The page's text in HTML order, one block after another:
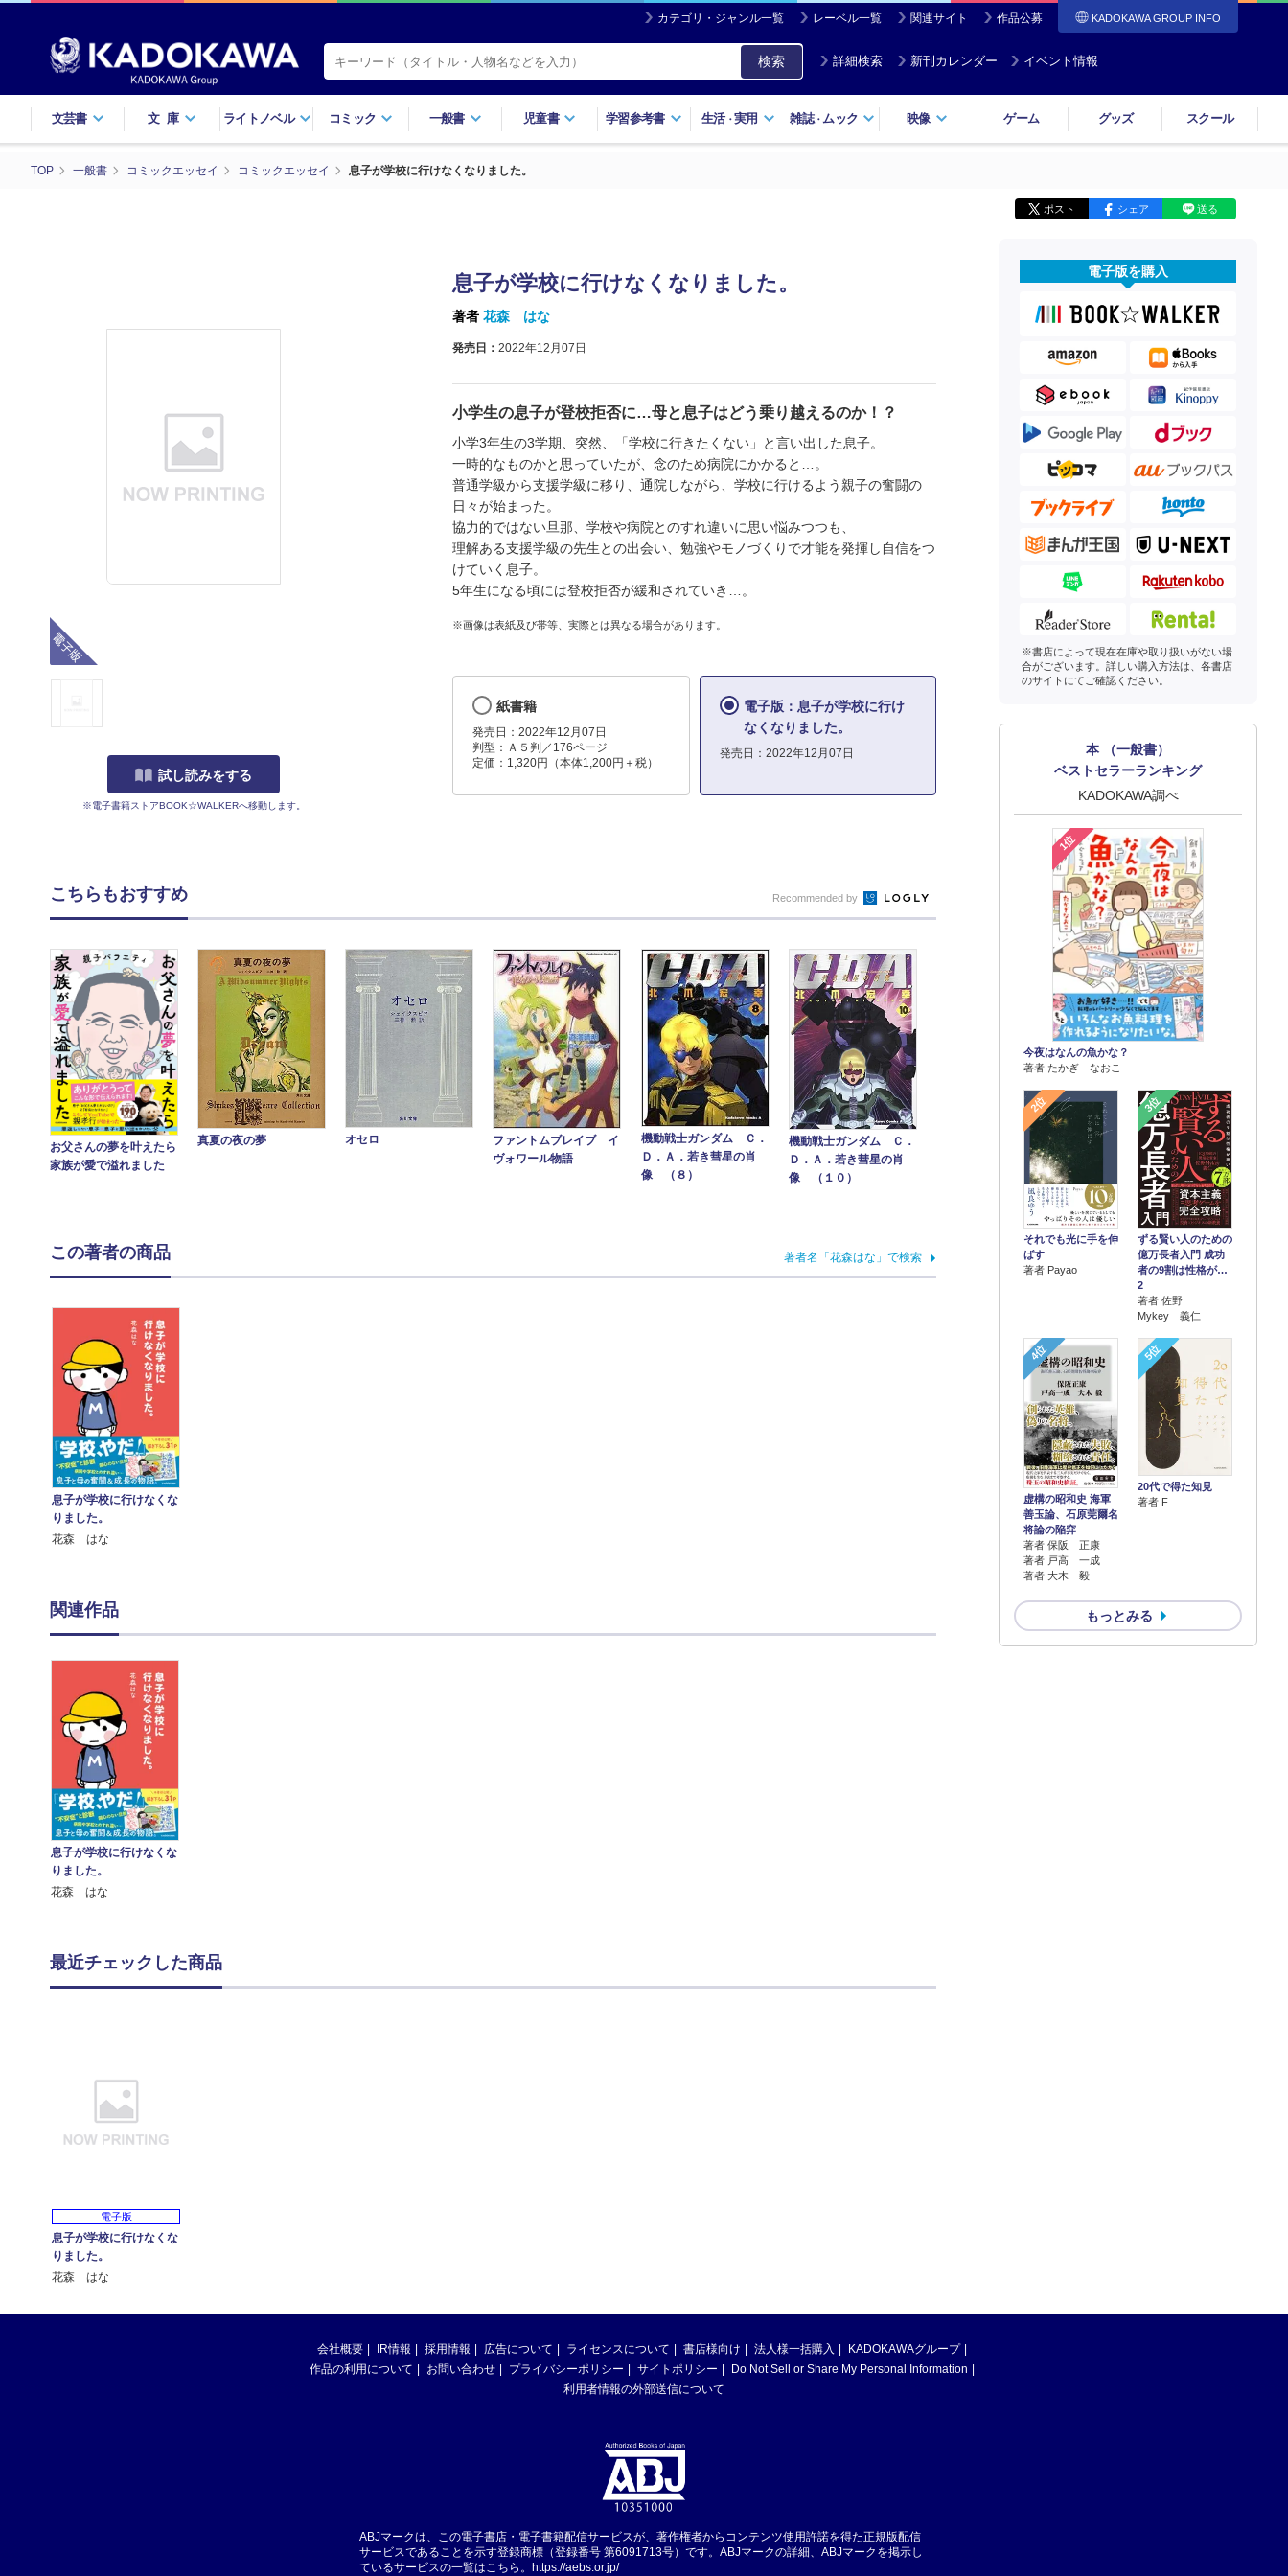
カテゴリ・ジャンル一覧 レーベル一覧 関連サイト 作品公募 KADOKAWA GROUP INFO
検索 詳細検索 新刊カレンダー イベント情報
文芸書 文庫 ライトノベル コミック 一般書 児童書 学習参考書 生活・実用 雑誌・ ムック 映像 ゲーム グッズ スクール
TOP 一般書 コミックエッセイ コミックエッセイ 息子が学校に行けなくなりました。
ポスト シェア 送る
試し読みをする
※電子書籍ストアBOOK☆WALKERへ移動します。
息子が学校に行けなくなりました。
著者 花森 はな
発売日： 2022年12月07日
小学生の息子が登校拒否に…母と息子はどう乗り越えるのか！？
小学3年生の3学期、突然、「学校に行きたくない」と言い出した息子。
一時的なものかと思っていたが、念のため病院にかかると…。
普通学級から支援学級に移り、通院しながら、学校に行けるよう親子の奮闘の
日々が始まった。
協力的ではない旦那、学校や病院とのすれ違いに思い悩みつつも、
理解ある支援学級の先生との出会い、勉強やモノづくりで才能を発揮し自信をつ
けていく息子。
5年生になる頃には登校拒否が緩和されていき…。
※画像は表紙及び帯等、実際とは異なる場合があります。
紙書籍
発売日：2022年12月07日
判型：Ａ５判／176ページ
定価：1,320円（本体1,200円＋税）
電子版：息子が学校に行け
なくなりました。
発売日：2022年12月07日
電子版を購入
※書店によって現在在庫や取り扱いがない場
合がございます。詳しい購入方法は、各書店
のサイトにてご確認ください。
本 （一般書）
ベストセラーランキング
KADOKAWA調べ
1位
今夜はなんの魚かな？
著者 たかぎ なおこ
2位
それでも光に手を伸
ばす
著者 Payao
3位
ずる賢い人のための
億万長者入門 成功
者の9割は性格が…
2
著者 佐野
Mykey 義仁
4位
虚構の昭和史 海軍
善玉論、石原莞爾名
将論の陥穽
著者 保阪 正康
著者 戸高 一成
著者 大木 毅
5位
20代で得た知見
著者 F
もっとみる
こちらもおすすめ Recommended by
お父さんの夢を叶えたら
家族が愛で溢れました
真夏の夜の夢 オセロ
ファントムブレイブ イ
ヴォワール物語
機動戦士ガンダム Ｃ．
Ｄ．Ａ．若き彗星の肖
像 （８）
機動戦士ガンダム Ｃ．
Ｄ．Ａ．若き彗星の肖
像 （１０）
この著者の商品 著者名「花森はな」で検索
息子が学校に行けなくな
りました。
花森 はな
関連作品
息子が学校に行けなくな
りました。
花森 はな
最近チェックした商品
電子版
息子が学校に行けなくな
りました。
花森 はな
会社概要 IR情報 採用情報 広告について ライセンスについて 書店様向け 法人様一括購入
KADOKAWAグループ
作品の利用について
お問い合わせ プライバシーポリシー サイトポリシー
Do Not Sell or Share My Personal Information
利用者情報の外部送信について
ABJマークは、この電子書店・電子書籍配信サービスが、著作権者からコンテンツ使用許諾を得た正規版配信
サービスであることを示す登録商標（登録番号 第6091713号）です。ABJマークの詳細、ABJマークを掲示し
ているサービスの一覧はこちら。 https://aebs.or.jp/